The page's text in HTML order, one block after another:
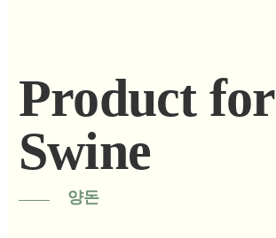
Product for
Swine
양돈